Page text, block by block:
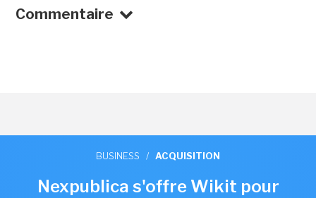
Commentaire
BUSINESS / ACQUISITION
Nexpublica s'offre Wikit pour